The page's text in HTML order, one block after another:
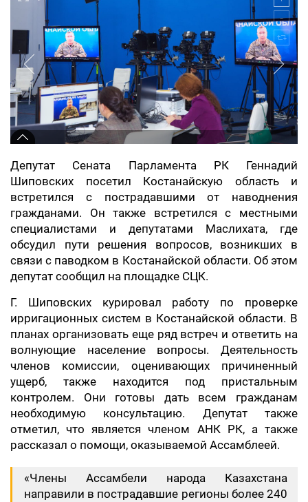
Депутат Сената Парламента РК Геннадий
Шиповских посетил Костанайскую область и
встретился с пострадавшими от наводнения
гражданами. Он также встретился с местными
специалистами и депутатами Маслихата, где
обсудил пути решения вопросов, возникших в
связи с паводком в Костанайской области. Об этом
депутат сообщил на площадке СЦК.
Г. Шиповских курировал работу по проверке
ирригационных систем в Костанайской области. В
планах организовать еще ряд встреч и ответить на
волнующие население вопросы. Деятельность
членов комиссии, оценивающих причиненный
ущерб, также находится под пристальным
контролем. Они готовы дать всем гражданам
необходимую консультацию. Депутат также
отметил, что является членом АНК РК, а также
рассказал о помощи, оказываемой Ассамблеей.
«Члены Ассамбели народа Казахстана
направили в пострадавшие регионы более 240